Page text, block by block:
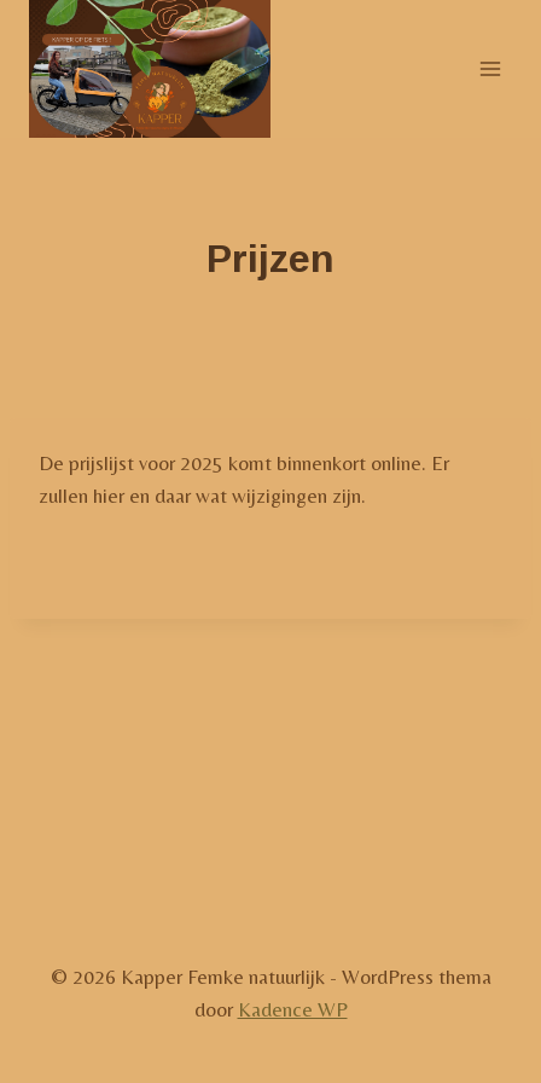
Doorgaan
inhoud
Prijzen
De prijslijst voor 2025 komt binnenkort online. Er
zullen hier en daar wat wijzigingen zijn.
© 2026 Kapper Femke natuurlijk - WordPress thema
door Kadence WP